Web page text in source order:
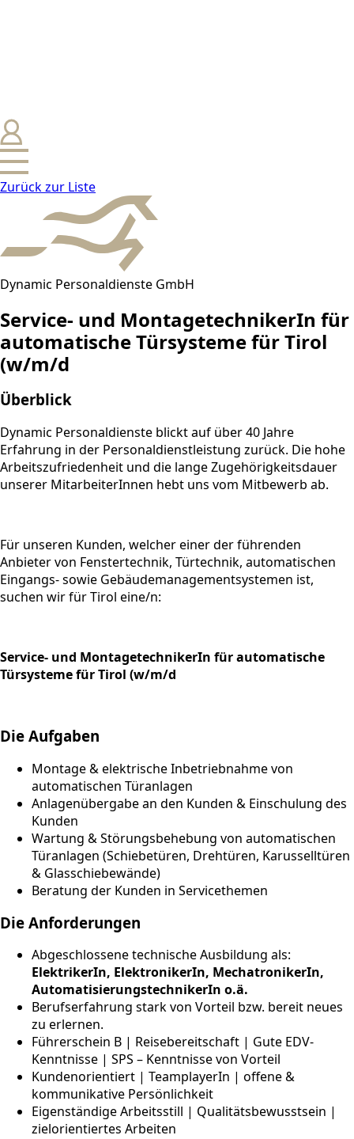
Zurück zur Liste
Dynamic Personaldienste GmbH
Service- und MontagetechnikerIn für
automatische Türsysteme für Tirol
(w/m/d
Überblick
Dynamic Personaldienste blickt auf über 40 Jahre
Erfahrung in der Personaldienstleistung zurück. Die hohe
Arbeitszufriedenheit und die lange Zugehörigkeitsdauer
unserer MitarbeiterInnen hebt uns vom Mitbewerb ab.
Für unseren Kunden, welcher einer der füh­r­enden
Anbieter von Fenster­technik, Tür­technik, automa­ti­schen
Ein­gangs- sowie Gebäudemanage­ment­sys­temen ist,
suchen wir für Tirol eine/n:
Service- und MontagetechnikerIn für automatische
Türsysteme für Tirol (w/m/d
Die Aufgaben
Montage & elektrische Inbetriebnahme von
automatischen Türanlagen
Anlagenübergabe an den Kunden & Einschulung des
Kunden
Wartung & Störungsbehebung von automatischen
Türanlagen (Schiebetüren, Drehtüren, Karusselltüren
& Glasschiebewände)
Beratung der Kunden in Servicethemen
Die Anforderungen
Abgeschlossene technische Ausbildung als:
ElektrikerIn, ElektronikerIn, MechatronikerIn,
AutomatisierungstechnikerIn o.ä.
Berufserfahrung stark von Vorteil bzw. bereit neues
zu erlernen.
Führerschein B | Reisebereitschaft | Gute EDV-
Kenntnisse | SPS – Kenntnisse von Vorteil
Kundenorientiert | TeamplayerIn | offene &
kommunikative Persönlichkeit
Eigenständige Arbeitsstill | Qualitätsbewusstsein |
zielorientiertes Arbeiten